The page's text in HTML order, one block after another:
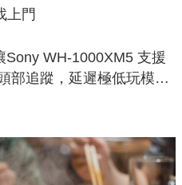
上門
Sony WH-1000XM5 支援
部追蹤，延遲極低玩模擬